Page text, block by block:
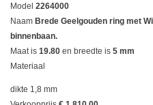
Model 2264000
Naam Brede Geelgouden ring met
binnenbaan.
Maat is 19.80 en breedte is 5 mm
Materiaal
dikte 1,8 mm